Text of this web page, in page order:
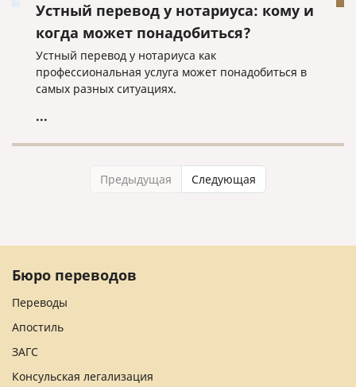
Устный перевод у нотариуса: кому и
когда может понадобиться?
Устный перевод у нотариуса как
профессиональная услуга может понадобиться в
самых разных ситуациях.
...
Предыдущая Следующая
Бюро переводов
Переводы
Апостиль
ЗАГС
Консульская легализация